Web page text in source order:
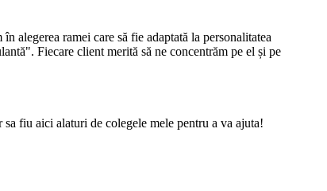
alegerea ramei care să fie adaptată la personalitatea
Fiecare client merită să ne concentrăm pe el și pe
fiu aici alaturi de colegele mele pentru a va ajuta!